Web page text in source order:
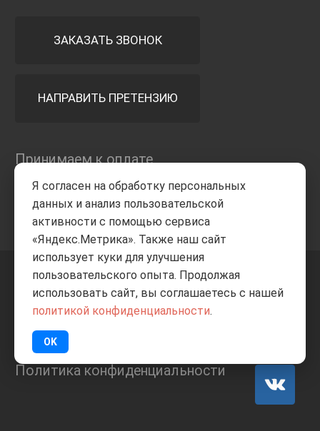
ЗАКАЗАТЬ ЗВОНОК
НАПРАВИТЬ ПРЕТЕНЗИЮ
Принимаем к оплате
+7 8332205-805 ВВЕРХ
ИП Баранов А.С. 2026
Политика конфиденциальности
Я согласен на обработку персональных
данных и анализ пользовательской
активности с помощью сервиса
«Яндекс.Метрика». Также наш сайт
использует куки для улучшения
пользовательского опыта. Продолжая
использовать сайт, вы соглашаетесь с нашей
политикой конфиденциальности.
OK